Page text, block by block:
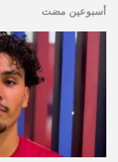
أسبوعين مضت